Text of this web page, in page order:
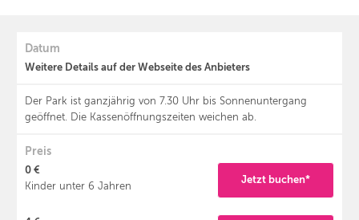
Datum
Weitere Details auf der Webseite des Anbieters
Der Park ist ganzjährig von 7.30 Uhr bis Sonnenuntergang
geöffnet. Die Kassenöffnungszeiten weichen ab.
Preis
0 €
Kinder unter 6 Jahren
Jetzt buchen*